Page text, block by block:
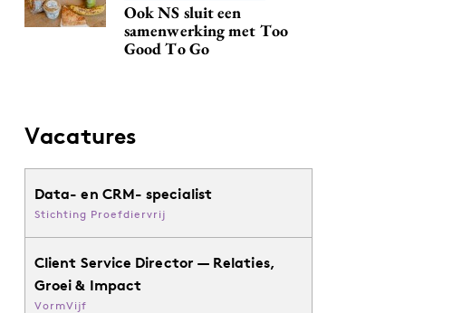
Ook NS sluit een
samenwerking met Too
Good To Go
Vacatures
Data- en CRM- specialist
Stichting Proefdiervrij
Client Service Director — Relaties,
Groei & Impact
VormVijf